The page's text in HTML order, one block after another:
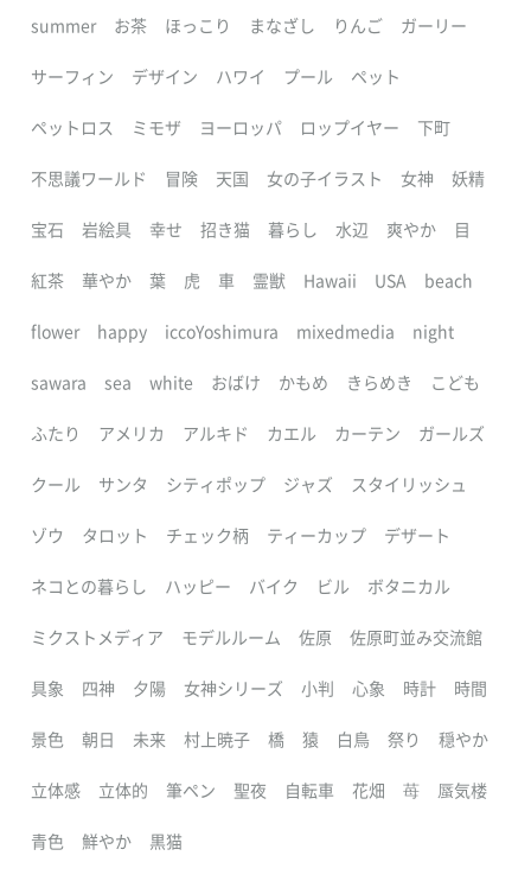
summer お茶 ほっこり まなざし りんご ガーリー
サーフィン デザイン ハワイ プール ペット
ペットロス ミモザ ヨーロッパ ロップイヤー 下町
不思議ワールド 冒険 天国 女の子イラスト 女神 妖精
宝石 岩絵具 幸せ 招き猫 暮らし 水辺 爽やか 目
紅茶 華やか 葉 虎 車 霊獣 Hawaii USA beach
flower happy iccoYoshimura mixedmedia night
sawara sea white おばけ かもめ きらめき こども
ふたり アメリカ アルキド カエル カーテン ガールズ
クール サンタ シティポップ ジャズ スタイリッシュ
ゾウ タロット チェック柄 ティーカップ デザート
ネコとの暮らし ハッピー バイク ビル ボタニカル
ミクストメディア モデルルーム 佐原 佐原町並み交流館
具象 四神 夕陽 女神シリーズ 小判 心象 時計 時間
景色 朝日 未来 村上暁子 橋 猿 白鳥 祭り 穏やか
立体感 立体的 筆ペン 聖夜 自転車 花畑 苺 蜃気楼
青色 鮮やか 黒猫